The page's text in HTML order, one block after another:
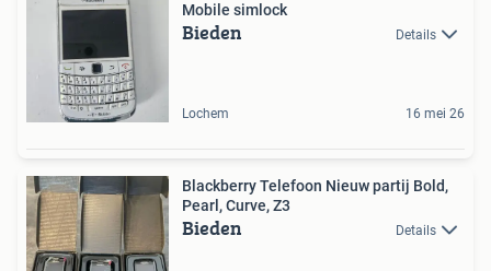
Mobile simlock
Bieden Details
Lochem 16 mei 26
Blackberry Telefoon Nieuw partij Bold,
Pearl, Curve, Z3
Bieden Details